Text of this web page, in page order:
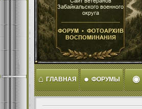
⌂ ГЛАВНАЯ ● ФОРУМЫ ◉